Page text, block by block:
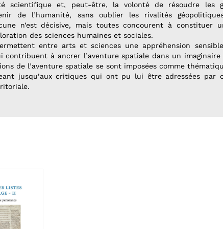
scientifique et, peut-être, la volonté de résoudre les
de l’humanité, sans oublier les rivalités
n’est décisive, mais toutes concourent à constituer
des sciences humaines et sociales.
entre arts et sciences une appréhension sensible
à ancrer l’aventure spatiale dans un imaginaire
de l’aventure spatiale se sont imposées comme
jusqu’aux critiques qui ont pu lui être adressées par